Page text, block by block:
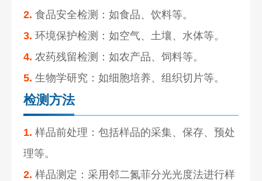
2. 食品安全检测：如食品、饮料等。
3. 环境保护检测：如空气、土壤、水体等。
4. 农药残留检测：如农产品、饲料等。
5. 生物学研究：如细胞培养、组织切片等。
检测方法
1. 样品前处理：包括样品的采集、保存、预处
理等。
2. 样品测定：采用邻二氮菲分光光度法进行样